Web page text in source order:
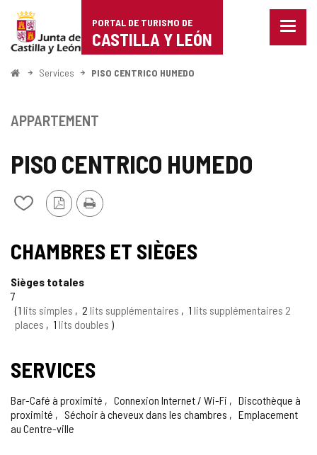
Portal
de
Turismo
Castilla
León
PORTAL DE TURISMO DE
CASTILLA Y LEÓN
Menu
<
Services PISO CENTRICO HUMEDO
PISO CENTRICO HUMEDO
Ajouter/retirer
de
cahiers
Version
PDF
Imprimer
APPARTEMENT
CHAMBRES ET SIÈGES
Sièges totales
7
1 lits simples 2 lits supplémentaires 1 lits supplémentaires 2
places
1 lits doubles
SERVICES
Bar-Café à proximité Connexion Internet / Wi-Fi
Discothèque à
proximité
Séchoir à cheveux dans les chambres
Emplacement
au Centre-ville